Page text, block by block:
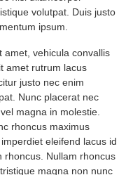
volutpat. Duis justo
ipsum.
amet, vehicula convallis
amet rutrum lacus
justo nec enim
Nunc placerat nec
magna in molestie.
rhoncus maximus
eleifend lacus id
rhoncus. Nullam rhoncus
magna non nunc